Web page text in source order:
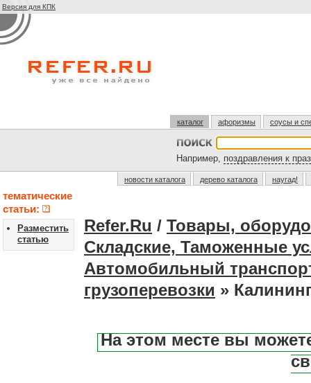
Версия для КПК
каталог афоризмы соусы и
Например, поздравления к
новости каталога дерево каталога наугад!
тематические
статьи:
Разместить
статью
Refer.Ru / Товары,
Складские, Таможенные
Автомобильный
грузоперевозки »
На этом месте вы